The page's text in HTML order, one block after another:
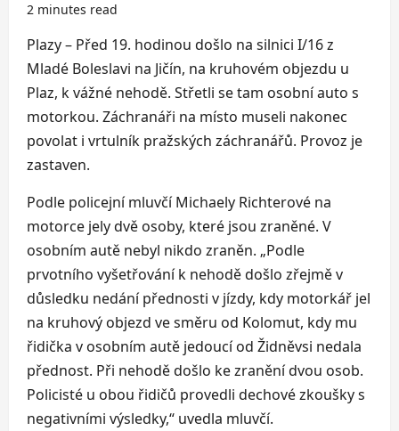
2 minutes read
Plazy – Před 19. hodinou došlo na silnici I/16 z
Mladé Boleslavi na Jičín, na kruhovém objezdu u
Plaz, k vážné nehodě. Střetli se tam osobní auto s
motorkou. Záchranáři na místo museli nakonec
povolat i vrtulník pražských záchranářů. Provoz je
zastaven.
Podle policejní mluvčí Michaely Richterové na
motorce jely dvě osoby, které jsou zraněné. V
osobním autě nebyl nikdo zraněn. „Podle
prvotního vyšetřování k nehodě došlo zřejmě v
důsledku nedání přednosti v jízdy, kdy motorkář jel
na kruhový objezd ve směru od Kolomut, kdy mu
řidička v osobním autě jedoucí od Židněvsi nedala
přednost. Při nehodě došlo ke zranění dvou osob.
Policisté u obou řidičů provedli dechové zkoušky s
negativními výsledky,“ uvedla mluvčí.